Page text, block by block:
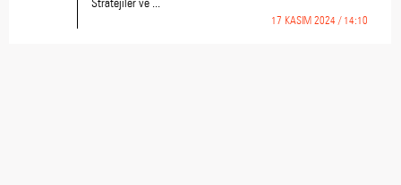
Stratejiler ve ...
17 KASIM 2024 / 14:10